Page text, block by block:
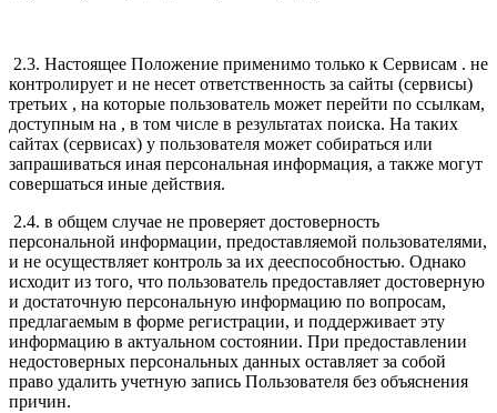
2.3. Настоящее Положение применимо только к Сервисам . не
контролирует и не несет ответственность за сайты (сервисы)
третьих , на которые пользователь может перейти по ссылкам,
доступным на , в том числе в результатах поиска. На таких
сайтах (сервисах) у пользователя может собираться или
запрашиваться иная персональная информация, а также могут
совершаться иные действия.
2.4. в общем случае не проверяет достоверность
персональной информации, предоставляемой пользователями,
и не осуществляет контроль за их дееспособностью. Однако
исходит из того, что пользователь предоставляет достоверную
и достаточную персональную информацию по вопросам,
предлагаемым в форме регистрации, и поддерживает эту
информацию в актуальном состоянии. При предоставлении
недостоверных персональных данных оставляет за собой
право удалить учетную запись Пользователя без объяснения
причин.